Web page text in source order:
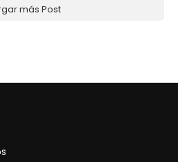
más Post